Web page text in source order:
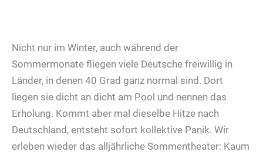
Nicht nur im Winter, auch während der
Sommermonate fliegen viele Deutsche freiwillig in
Länder, in denen 40 Grad ganz normal sind. Dort
liegen sie dicht an dicht am Pool und nennen das
Erholung. Kommt aber mal dieselbe Hitze nach
Deutschland, entsteht sofort kollektive Panik. Wir
erleben wieder das alljährliche Sommentheater: Kaum